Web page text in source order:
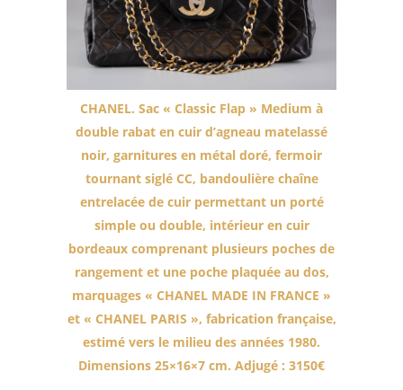
CHANEL. Sac « Classic Flap » Medium à
double rabat en cuir d’agneau matelassé
noir, garnitures en métal doré, fermoir
tournant siglé CC, bandoulière chaîne
entrelacée de cuir permettant un porté
simple ou double, intérieur en cuir
bordeaux comprenant plusieurs poches de
rangement et une poche plaquée au dos,
marquages « CHANEL MADE IN FRANCE »
et « CHANEL PARIS », fabrication française,
estimé vers le milieu des années 1980.
Dimensions 25×16×7 cm. Adjugé : 3150€